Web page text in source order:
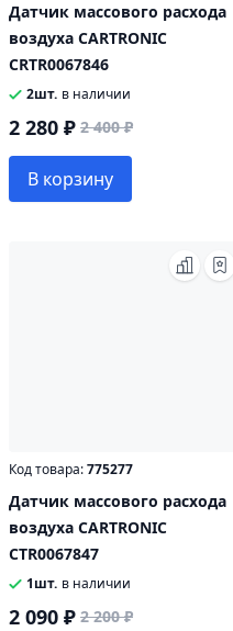
Датчик массового расхода
воздуха CARTRONIC
CRTR0067846
2шт. в наличии
2 280 ₽ 2 400 ₽
В корзину
Код товара:775277
Датчик массового расхода
воздуха CARTRONIC
CTR0067847
1шт. в наличии
2 090 ₽ 2 200 ₽